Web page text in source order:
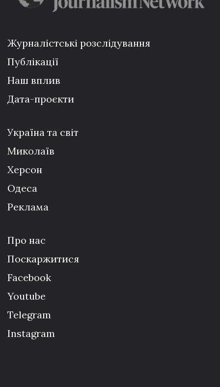
Журналістські розслідування
Публікації
Наш вплив
Дата-проєкти
Україна та світ
Миколаїв
Херсон
Одеса
Реклама
Про нас
Поскаржитися
Facebook
Youtube
Telegram
Instagram